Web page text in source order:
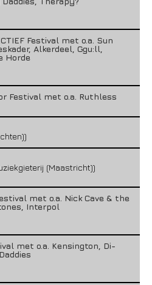
Festival met o.a. Sun
Alkerdeel, Ggu:ll,
Horde
Festival met o.a. Ruthless
(Maastricht))
met o.a. Nick Cave & the
Interpol
met o.a. Kensington, Di-